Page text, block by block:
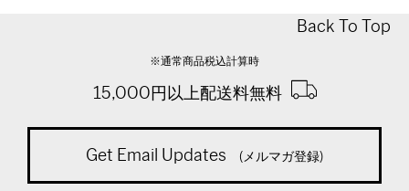
Back To Top
※通常商品税込計算時
15,000円以上配送料無料
Get Email Updates (メルマガ登録)